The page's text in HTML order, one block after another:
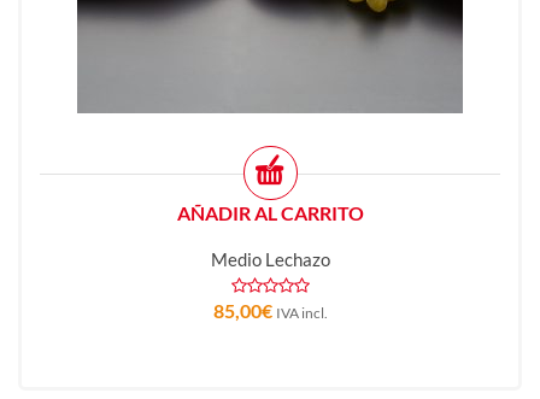
AÑADIR AL CARRITO
Medio Lechazo
85,00€ IVA incl.